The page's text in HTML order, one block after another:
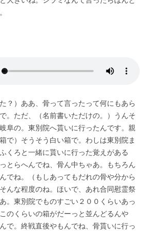
？）ああ、骨って言ったって何にもあら
。ただ、（名前書いただけの。）うんそ
阜の。東別院へ貰いに行ったんです。親
で）そうそう白い箱で。わしは東別院ま
くろと一緒に貰いに行った覚えがある
とらへんでね、骨ん中ちゃあ。もちろん
でね。（もしあってもだれの骨や分から
んな程度のね。ほいで、あれ合同慰霊祭
。東別院でものすごい２００くらいあっ
のくらいの箱がだーっと並んどるんや
で。終戦直後やもんでね、骨貰いに行っ